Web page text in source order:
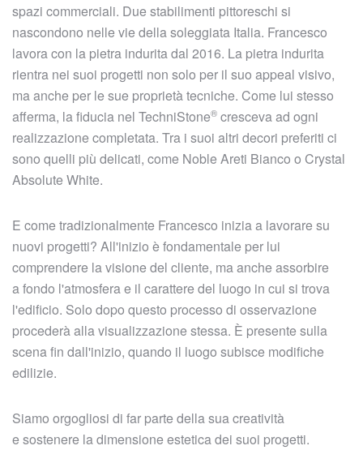
spazi commerciali. Due stabilimenti pittoreschi si
nascondono nelle vie della soleggiata Italia. Francesco
lavora con la pietra indurita dal 2016. La pietra indurita
rientra nei suoi progetti non solo per il suo appeal visivo,
ma anche per le sue proprietà tecniche. Come lui stesso
afferma, la fiducia nel TechniStone® cresceva ad ogni
realizzazione completata. Tra i suoi altri decori preferiti ci
sono quelli più delicati, come Noble Areti Bianco o Crystal
Absolute White.
E come tradizionalmente Francesco inizia a lavorare su
nuovi progetti? All'inizio è fondamentale per lui
comprendere la visione del cliente, ma anche assorbire
a fondo l'atmosfera e il carattere del luogo in cui si trova
l'edificio. Solo dopo questo processo di osservazione
procederà alla visualizzazione stessa. È presente sulla
scena fin dall'inizio, quando il luogo subisce modifiche
edilizie.
Siamo orgogliosi di far parte della sua creatività
e sostenere la dimensione estetica dei suoi progetti.